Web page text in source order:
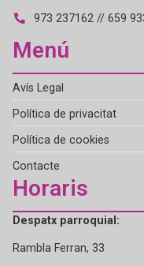
973 237162 // 659
Menú
Avís Legal
Política de privacitat
Política de cookies
Contacte
Horaris
Despatx parroquial:
Rambla Ferran, 33